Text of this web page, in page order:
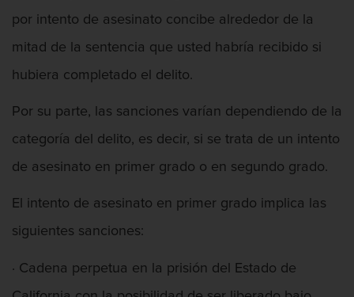
por intento de asesinato concibe alrededor de la
mitad de la sentencia que usted habría recibido si
hubiera completado el delito.
Por su parte, las sanciones varían dependiendo de la
categoría del delito, es decir, si se trata de un intento
de asesinato en primer grado o en segundo grado.
El intento de asesinato en primer grado implica las
siguientes sanciones:
· Cadena perpetua en la prisión del Estado de